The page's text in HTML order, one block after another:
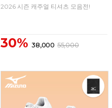
2026 시즌 캐주얼 티셔츠 모음전!
30% 38,000 55,000